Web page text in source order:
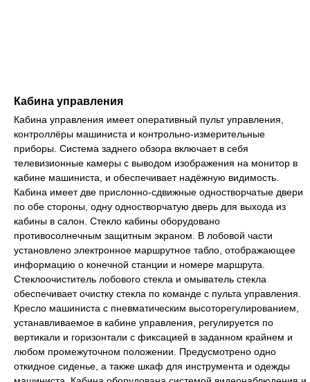
Кабина управления
Кабина управления имеет оперативный пульт управления,
контроллёры машиниста и контрольно-измерительные
приборы. Система заднего обзора включает в себя
телевизионные камеры с выводом изображения на монитор в
кабине машиниста, и обеспечивает надёжную видимость.
Кабина имеет две прислонно-сдвижные одностворчатые двери
по обе стороны, одну одностворчатую дверь для выхода из
кабины в салон. Стекло кабины оборудовано
противосолнечным защитным экраном. В лобовой части
установлено электронное маршрутное табло, отображающее
информацию о конечной станции и номере маршрута.
Стеклоочиститель лобового стекла и омыватель стекла
обеспечивает очистку стекла по команде с пульта управления.
Кресло машиниста с пневматическим высоторегулированием,
устанавливаемое в кабине управления, регулируется по
вертикали и горизонтали с фиксацией в заданном крайнем и
любом промежуточном положении. Предусмотрено одно
откидное сиденье, а также шкаф для инструмента и одежды